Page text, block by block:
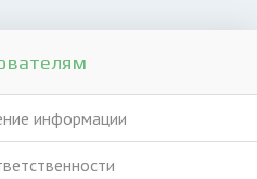
информации